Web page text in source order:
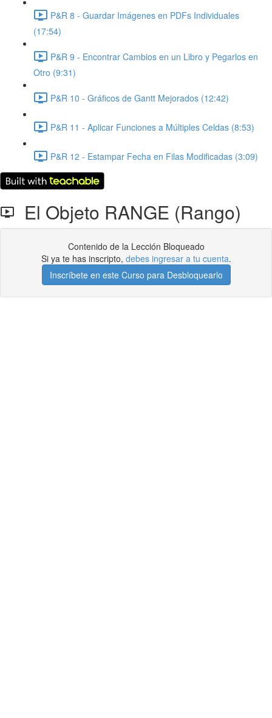
P&R 8 - Guardar Imágenes en PDFs Individuales
(17:54)
P&R 9 - Encontrar Cambios en un Libro y Pegarlos en
Otro (9:31)
P&R 10 - Gráficos de Gantt Mejorados (12:42)
P&R 11 - Aplicar Funciones a Múltiples Celdas (8:53)
P&R 12 - Estampar Fecha en Filas Modificadas (3:09)
El Objeto RANGE (Rango)
Contenido de la Lección Bloqueado
Si ya te has inscripto, debes ingresar a tu cuenta.
Inscríbete en este Curso para Desbloquearlo